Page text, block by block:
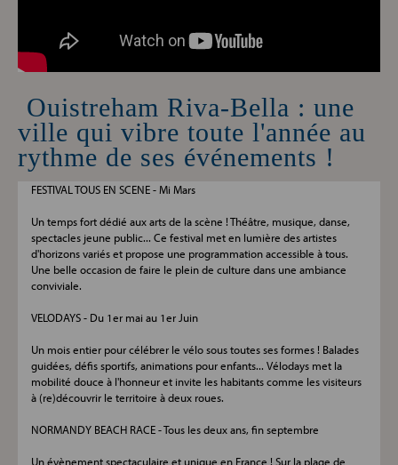
Ouistreham Riva-Bella : une
ville qui vibre toute l'année au
rythme de ses événements !
FESTIVAL TOUS EN SCENE - Mi Mars
Un temps fort dédié aux arts de la scène ! Théâtre, musique, danse,
spectacles jeune public... Ce festival met en lumière des artistes
d'horizons variés et propose une programmation accessible à tous.
Une belle occasion de faire le plein de culture dans une ambiance
conviviale.
VELODAYS - Du 1er mai au 1er Juin
Un mois entier pour célébrer le vélo sous toutes ses formes ! Balades
guidées, défis sportifs, animations pour enfants... Vélodays met la
mobilité douce à l'honneur et invite les habitants comme les visiteurs
à (re)découvrir le territoire à deux roues.
NORMANDY BEACH RACE - Tous les deux ans, fin septembre
Un évènement spectaculaire et unique en France ! Sur la plage de